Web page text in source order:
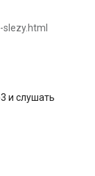
и слушать